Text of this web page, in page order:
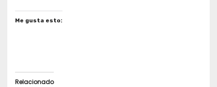
Me gusta esto:
Relacionado